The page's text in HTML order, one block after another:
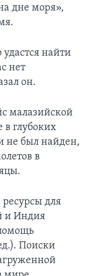
дне моря»,
найти
нет
он.
малазийской
глубоких
не был найден,
в
для
и Индия
Поиски